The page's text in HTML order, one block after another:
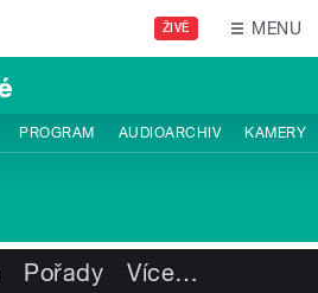
ŽIVĚ MENU
PROGRAM AUDIOARCHIV KAMERY
Pořady Více…